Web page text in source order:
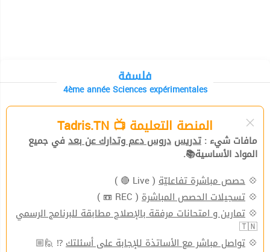
فلسفة
4ème année Sciences expérimentales
المنصة التعليمة 📺 Tadris.TN
مافات شيء : تدريس دروس دعم وتدارك عن بعد في جميع
المواد الأساسية📚.
💠 حصص مباشرة تفاعليّة ( Live 🔴 )
💠 تسجيلات الحصص المباشرة ( REC 📼 )
💠 تمارين و امتحانات مرفقة بالإصلاح مطابقة للبرنامج الرسمي
🇹🇳
💠 تواصل مباشر مع الأساتذة للإجابة على أسئلتك⁉ 🙋🏼